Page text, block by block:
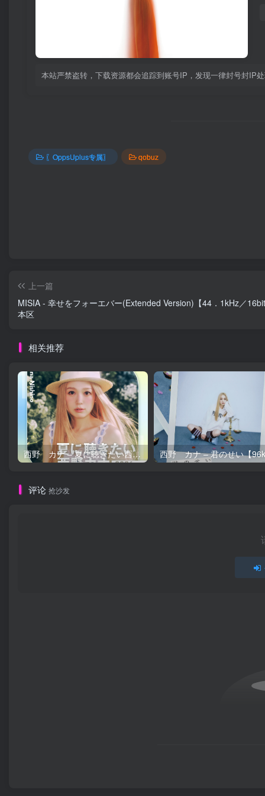
本站严禁盗转，下载资源都会追踪到账号IP，发现一律封号封IP
〖OppsUplus专属〗 qobuz
上一篇
MISIA - 幸せをフォーエバー(Extended Version)【44．1kHz／
本区
相关推荐
西野 カナ – 夏に聴きたい西野カナ2026【44.1kHz／16bit】日本区
评论 抢沙发